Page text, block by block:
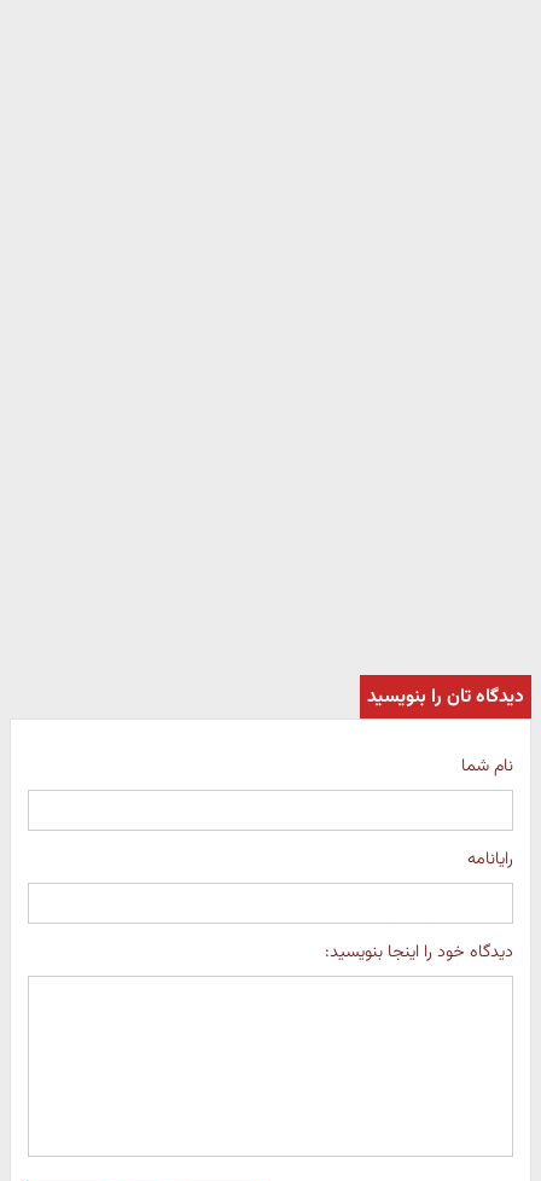
دیدگاه تان را بنویسید
نام شما
رایانامه
دیدگاه خود را اینجا بنویسید: